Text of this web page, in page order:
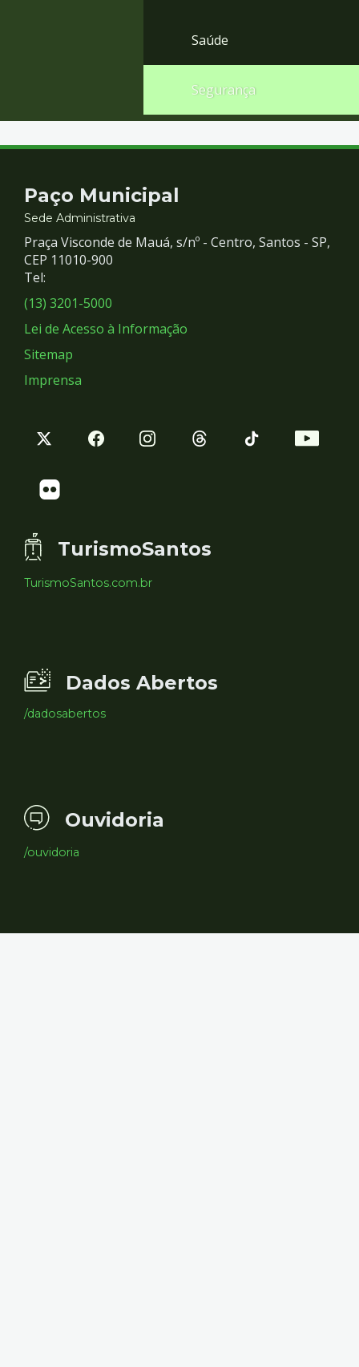
Saúde
Segurança
Contato
e
Redes
Sociais
Paço Municipal
Sede Administrativa
Praça Visconde de Mauá, s/nº - Centro, Santos - SP,
CEP 11010-900
Tel:
(13) 3201-5000
Lei de Acesso à Informação
Sitemap
Imprensa
TurismoSantos
TurismoSantos.com.br
Dados Abertos
/dadosabertos
Ouvidoria
/ouvidoria